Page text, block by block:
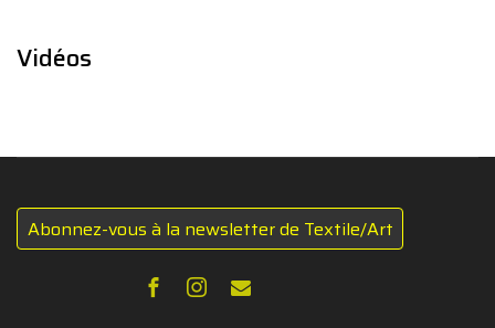
Vidéos
Abonnez-vous à la newsletter de Textile/Art